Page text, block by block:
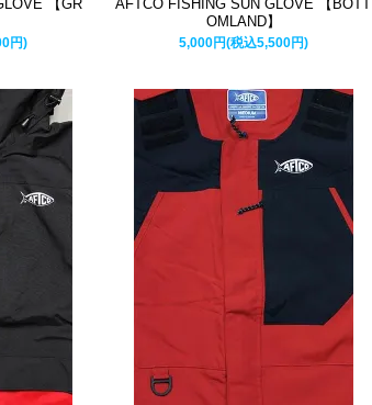
【GR
円)
AFTCO FISHING SUN GLOVE 【BOTT
OMLAND】
5,000円(税込5,500円)